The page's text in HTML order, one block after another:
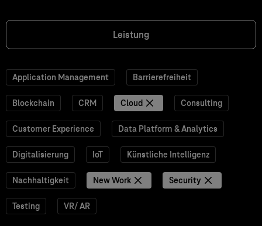
Leistung
Application Management Barrierefreiheit
Blockchain CRM Cloud Consulting
Customer Experience Data Platform & Analytics
Digitalisierung IoT Künstliche Intelligenz
Nachhaltigkeit New Work Security
Testing VR/ AR